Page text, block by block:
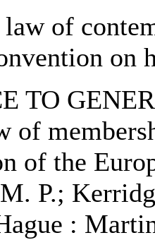
of
on
TO
of
of the
P.;
: